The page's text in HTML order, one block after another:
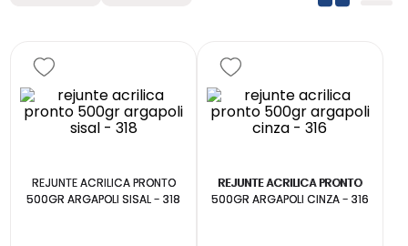
REJUNTE ACRILICA PRONTO
500GR ARGAPOLI SISAL - 318
REJUNTE ACRILICA PRONTO
500GR ARGAPOLI CINZA - 316